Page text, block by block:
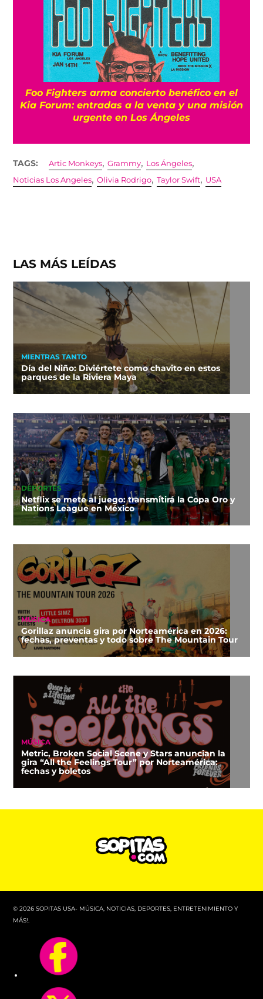
Foo Fighters arma concierto benéfico en el
Kia Forum: entradas a la venta y una misión
urgente en Los Ángeles
TAGS: Artic Monkeys,Grammy, Los Ángeles,
Noticias Los Angeles,Olivia Rodrigo,Taylor Swift, USA
LAS MÁS LEÍDAS
MIENTRAS TANTO
Día del Niño: Diviértete como chavito en estos
parques de la Riviera Maya
DEPORTES
Netflix se mete al juego: transmitirá la Copa Oro y
Nations League en México
MÚSICA
Gorillaz anuncia gira por Norteamérica en 2026:
fechas, preventas y todo sobre The Mountain Tour
MÚSICA
Metric, Broken Social Scene y Stars anuncian la
gira “All the Feelings Tour” por Norteamérica:
fechas y boletos
© 2026 SOPITAS USA- MÚSICA, NOTICIAS, DEPORTES, ENTRETENIMIENTO Y
MÁS!.